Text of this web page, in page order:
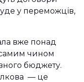
у переможців,
вже понад
самим чином
бюджету.
— це